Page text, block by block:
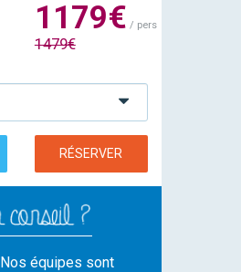
1179€ / pers
1479€
RÉSERVER
Nos équipes sont